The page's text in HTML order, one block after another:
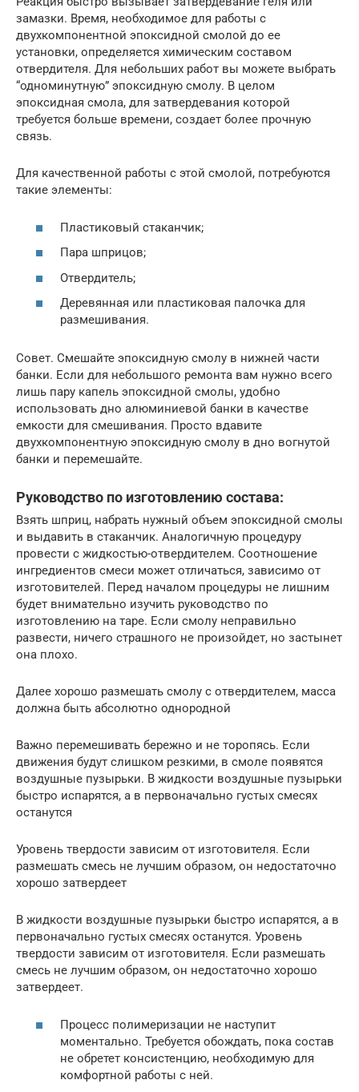
замазки. Время, необходимое для работы с
двухкомпонентной эпоксидной смолой до ее
установки, определяется химическим составом
отвердителя. Для небольших работ вы можете выбрать
“одноминутную” эпоксидную смолу. В целом
эпоксидная смола, для затвердевания которой
требуется больше времени, создает более прочную
связь.
Для качественной работы с этой смолой, потребуются
такие элементы:
Пластиковый стаканчик;
Пара шприцов;
Отвердитель;
Деревянная или пластиковая палочка для
размешивания.
Совет. Смешайте эпоксидную смолу в нижней части
банки. Если для небольшого ремонта вам нужно всего
лишь пару капель эпоксидной смолы, удобно
использовать дно алюминиевой банки в качестве
емкости для смешивания. Просто вдавите
двухкомпонентную эпоксидную смолу в дно вогнутой
банки и перемешайте.
Руководство по изготовлению состава:
Взять шприц, набрать нужный объем эпоксидной смолы
и выдавить в стаканчик. Аналогичную процедуру
провести с жидкостью-отвердителем. Соотношение
ингредиентов смеси может отличаться, зависимо от
изготовителей. Перед началом процедуры не лишним
будет внимательно изучить руководство по
изготовлению на таре. Если смолу неправильно
развести, ничего страшного не произойдет, но застынет
она плохо.
Далее хорошо размешать смолу с отвердителем, масса
должна быть абсолютно однородной
Важно перемешивать бережно и не торопясь. Если
движения будут слишком резкими, в смоле появятся
воздушные пузырьки. В жидкости воздушные пузырьки
быстро испарятся, а в первоначально густых смесях
останутся
Уровень твердости зависим от изготовителя. Если
размешать смесь не лучшим образом, он недостаточно
хорошо затвердеет
В жидкости воздушные пузырьки быстро испарятся, а в
первоначально густых смесях останутся. Уровень
твердости зависим от изготовителя. Если размешать
смесь не лучшим образом, он недостаточно хорошо
затвердеет.
Процесс полимеризации не наступит
моментально. Требуется обождать, пока состав
не обретет консистенцию, необходимую для
комфортной работы с ней.